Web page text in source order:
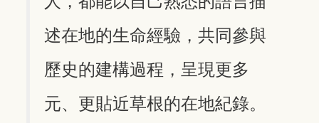
述在地的生命經驗，共同參與
歷史的建構過程，呈現更多
元、更貼近草根的在地紀錄。